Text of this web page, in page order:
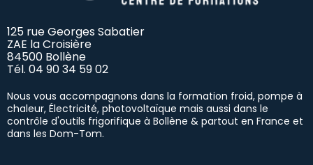
125 rue Georges Sabatier
ZAE la Croisière
84500 Bollène
Tél. 04 90 34 59 02
Nous vous accompagnons dans la formation froid, pompe à
chaleur, Électricité, photovoltaïque mais aussi dans le
contrôle d'outils frigorifique à Bollène & partout en France et
dans les Dom-Tom.